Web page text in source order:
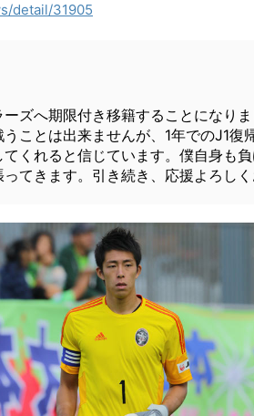
detail/31905
ーズへ期限付き移籍することになり
ことは出来ませんが、1年でのJ1復
くれると信じています。僕自身も
てきます。引き続き、応援よろしく